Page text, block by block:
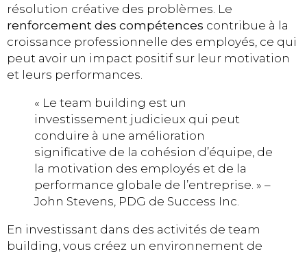
résolution créative des problèmes. Le
renforcement des compétences contribue à la
croissance professionnelle des employés, ce qui
peut avoir un impact positif sur leur motivation
et leurs performances.
« Le team building est un
investissement judicieux qui peut
conduire à une amélioration
significative de la cohésion d’équipe, de
la motivation des employés et de la
performance globale de l’entreprise. » –
John Stevens, PDG de Success Inc.
En investissant dans des activités de team
building, vous créez un environnement de